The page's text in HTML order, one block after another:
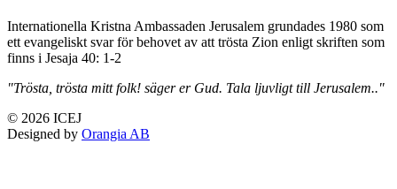
Internationella Kristna Ambassaden Jerusalem grundades 1980 som
ett evangeliskt svar för behovet av att trösta Zion enligt skriften som
finns i Jesaja 40: 1-2
"Trösta, trösta mitt folk! säger er Gud. Tala ljuvligt till Jerusalem.."
© 2026 ICEJ
Designed by Orangia AB